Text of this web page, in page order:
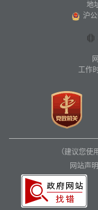
地
沪
工作
（建议您使
网站声明